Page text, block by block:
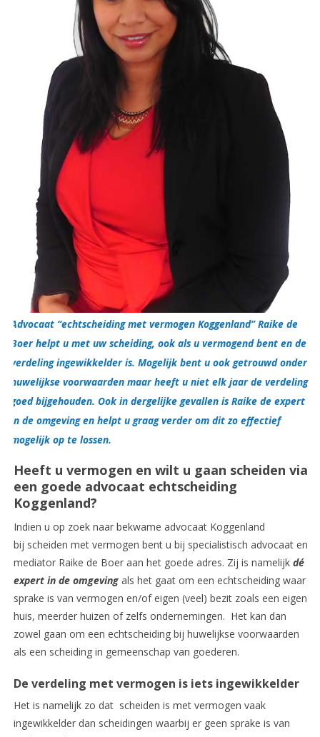
Advocaat “echtscheiding met vermogen Koggenland” Raike de
Boer helpt u met uw scheiding, ook als u vermogend bent en de
verdeling ingewikkelder is. Mogelijk bent u ook getrouwd onder
huwelijkse voorwaarden maar heeft u niet elk jaar de verdeling
goed bijgehouden. Ook in dergelijke gevallen is Raike de expert
in de omgeving en helpt u graag verder om dit zo effectief
mogelijk op te lossen.
Heeft u vermogen en wilt u gaan scheiden via
een goede advocaat echtscheiding
Koggenland?
Indien u op zoek naar bekwame advocaat Koggenland
bij scheiden met vermogen bent u bij specialistisch advocaat en
mediator Raike de Boer aan het goede adres. Zij is namelijkdé
expert in de omgevingals het gaat om een echtscheiding waar
sprake is van vermogen en/of eigen (veel) bezit zoals een eigen
huis, meerder huizen of zelfs ondernemingen. Het kan dan
zowel gaan om een echtscheiding bij huwelijkse voorwaarden
als een scheiding in gemeenschap van goederen.
De verdeling met vermogen is iets ingewikkelder
Het is namelijk zo dat scheiden is met vermogen vaak
ingewikkelder dan scheidingen waarbij er geen sprake is van